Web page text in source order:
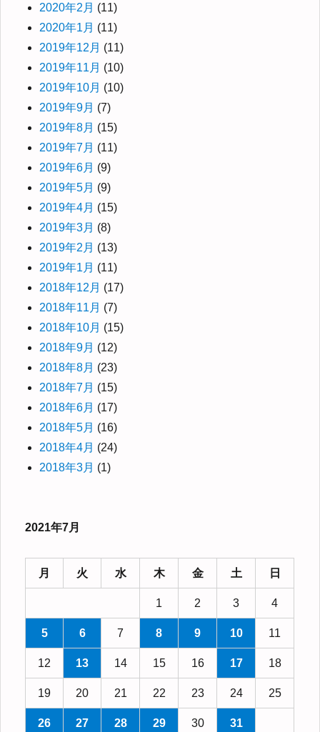
2020年2月 (11)
2020年1月 (11)
2019年12月 (11)
2019年11月 (10)
2019年10月 (10)
2019年9月 (7)
2019年8月 (15)
2019年7月 (11)
2019年6月 (9)
2019年5月 (9)
2019年4月 (15)
2019年3月 (8)
2019年2月 (13)
2019年1月 (11)
2018年12月 (17)
2018年11月 (7)
2018年10月 (15)
2018年9月 (12)
2018年8月 (23)
2018年7月 (15)
2018年6月 (17)
2018年5月 (16)
2018年4月 (24)
2018年3月 (1)
2021年7月
月 火 水 木 金 土 日
1 2 3 4
5 6 7 8 9 10 11
12 13 14 15 16 17 18
19 20 21 22 23 24 25
26 27 28 29 30 31